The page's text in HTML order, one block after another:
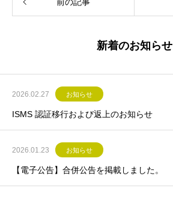
新着のお知らせ
2026.02.27 お知らせ
ISMS 認証移行および返上のお知らせ
2026.01.23 お知らせ
【電子公告】合併公告を掲載しました。